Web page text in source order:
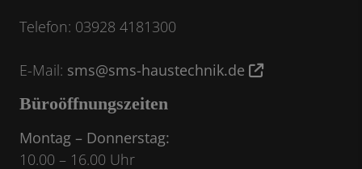
Telefon: 03928 4181300
E-Mail: sms@sms-haustechnik.de
Büroöffnungszeiten
Montag – Donnerstag:
10.00 – 16.00 Uhr